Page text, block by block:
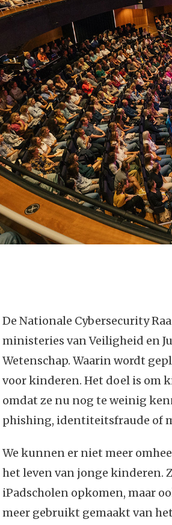
De Nationale Cybersecurity
ministeries van Veiligheid en
Wetenschap. Waarin wordt
voor kinderen. Het doel is om
omdat ze nu nog te weinig
phishing, identiteitsfraude of
We kunnen er niet meer
het leven van jonge kinderen.
iPadscholen opkomen, maar
meer gebruikt gemaakt van